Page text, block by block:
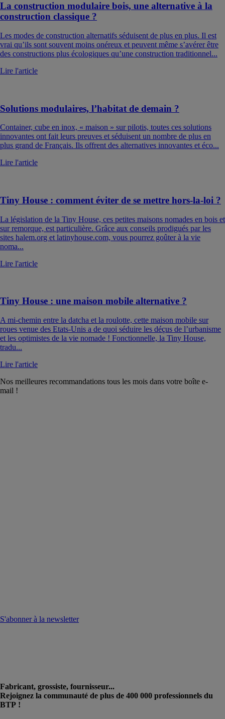
La construction modulaire bois, une alternative à la
construction classique ?
Les modes de construction alternatifs séduisent de plus en plus. Il est
vrai qu’ils sont souvent moins onéreux et peuvent même s’avérer être
des constructions plus écologiques qu’une construction traditionnel...
Lire l'article
Solutions modulaires, l’habitat de demain ?
Container, cube en inox, « maison » sur pilotis, toutes ces solutions
innovantes ont fait leurs preuves et séduisent un nombre de plus en
plus grand de Français. Ils offrent des alternatives innovantes et éco...
Lire l'article
Tiny House : comment éviter de se mettre hors-la-loi ?
La législation de la Tiny House, ces petites maisons nomades en bois et
sur remorque, est particulière. Grâce aux conseils prodigués par les
sites halem.org et latinyhouse.com, vous pourrez goûter à la vie
noma...
Lire l'article
Tiny House : une maison mobile alternative ?
A mi-chemin entre la datcha et la roulotte, cette maison mobile sur
roues venue des Etats-Unis a de quoi séduire les déçus de l’urbanisme
et les optimistes de la vie nomade ! Fonctionnelle, la Tiny House,
tradu...
Lire l'article
Nos meilleures recommandations tous les mois dans votre boîte e-
mail !
S'abonner à la newsletter
Fabricant, grossiste, fournisseur...
Rejoignez la communauté de plus de 400 000 professionnels du
BTP !